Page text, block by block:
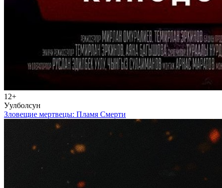
12+
Уулболсун
Зловещие мертвецы: Пламя Смерти